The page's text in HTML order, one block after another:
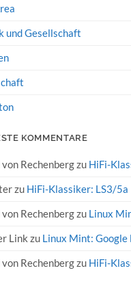
und Gesellschaft
KOMMENTARE
Rechenbergzu HiFi-
zu HiFi-Klassiker: LS3/5a
Rechenbergzu Linux
Link zu Linux Mint:
Rechenbergzu HiFi-